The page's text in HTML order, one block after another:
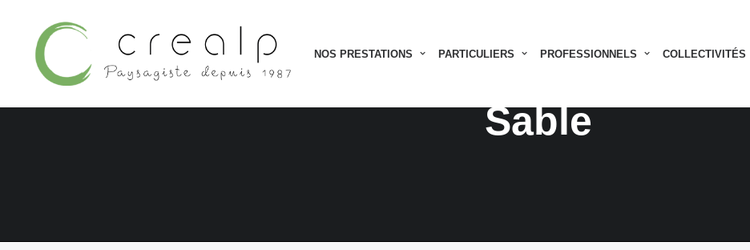
NOS PRESTATIONS PARTICULIERS PROFESSIONNELS COLLECTIVITÉS
Sable